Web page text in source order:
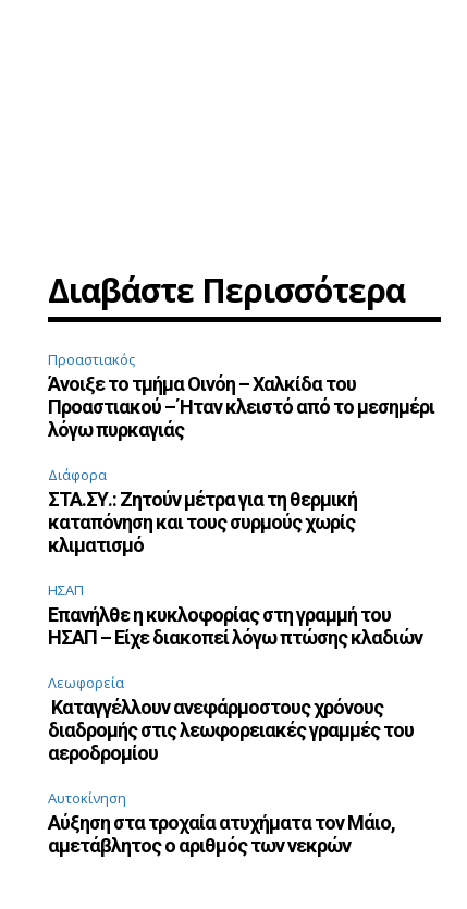
Διαβάστε Περισσότερα
Προαστιακός
Άνοιξε το τμήμα Οινόη – Χαλκίδα του
Προαστιακού – Ήταν κλειστό από το μεσημέρι
λόγω πυρκαγιάς
Διάφορα
ΣΤΑ.ΣΥ.: Ζητούν μέτρα για τη θερμική
καταπόνηση και τους συρμούς χωρίς
κλιματισμό
ΗΣΑΠ
Επανήλθε η κυκλοφορίας στη γραμμή του
ΗΣΑΠ – Είχε διακοπεί λόγω πτώσης κλαδιών
Λεωφορεία
Καταγγέλλουν ανεφάρμοστους χρόνους
διαδρομής στις λεωφορειακές γραμμές του
αεροδρομίου
Αυτοκίνηση
Αύξηση στα τροχαία ατυχήματα τον Μάιο,
αμετάβλητος ο αριθμός των νεκρών